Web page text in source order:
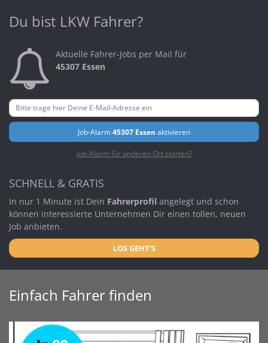
Du bist LKW Fahrer?
Aktuelle Fahrer-Jobs per Mail für
45307 Essen
Job-Alarm45307 Essen aktivieren
Job-Alarm für anderen Ort starten?
SCHNELL & GRATIS
In nur 1 Minute ist Dein Fahrerprofil angelegt und schon
können interessierte Unternehmen Dir einen tollen, neuen
Job anbieten.
LOS GEHT'S
Einfach Fahrer finden